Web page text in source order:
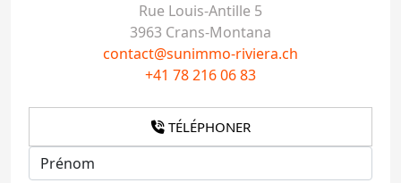
Rue Louis-Antille 5
3963 Crans-Montana
contact@sunimmo-riviera.ch
+41 78 216 06 83
TÉLÉPHONER